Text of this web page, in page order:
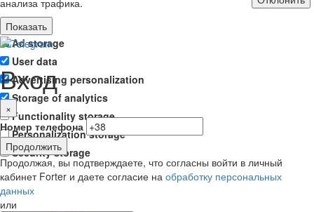
Показать
Ad storage
User data
Advertising personalization
Storage of analytics
Functionality storage
Personalization storage
Security storage
Вход
×
Номер телефона
Продолжить
Продолжая, вы подтверждаете, что согласны войти в личный
кабинет Forter и даете согласие на обработку персональных
данных
или